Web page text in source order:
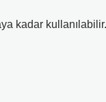
kadar kullanılabilir.